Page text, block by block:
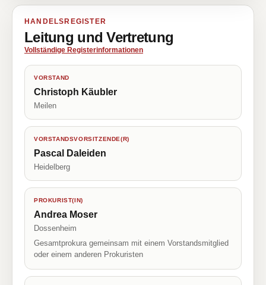
HANDELSREGISTER
Leitung und Vertretung
Vollständige Registerinformationen
VORSTAND
Christoph Käubler
Meilen
VORSTANDSVORSITZENDE(R)
Pascal Daleiden
Heidelberg
PROKURIST(IN)
Andrea Moser
Dossenheim
Gesamtprokura gemeinsam mit einem Vorstandsmitglied
oder einem anderen Prokuristen